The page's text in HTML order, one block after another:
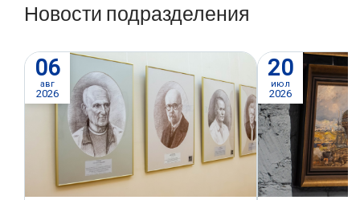
Новости подразделения
06
авг
2026
20
июл
2026